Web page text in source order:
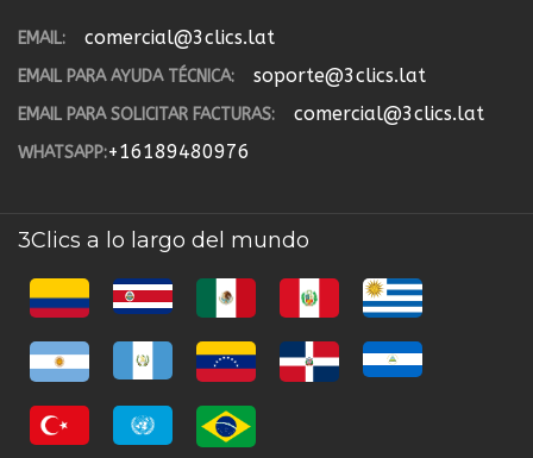
EMAIL: comercial@3clics.lat
EMAIL PARA AYUDA TÉCNICA: soporte@3clics.lat
EMAIL PARA SOLICITAR FACTURAS: comercial@3clics.lat
WHATSAPP:+16189480976
3Clics a lo largo del mundo